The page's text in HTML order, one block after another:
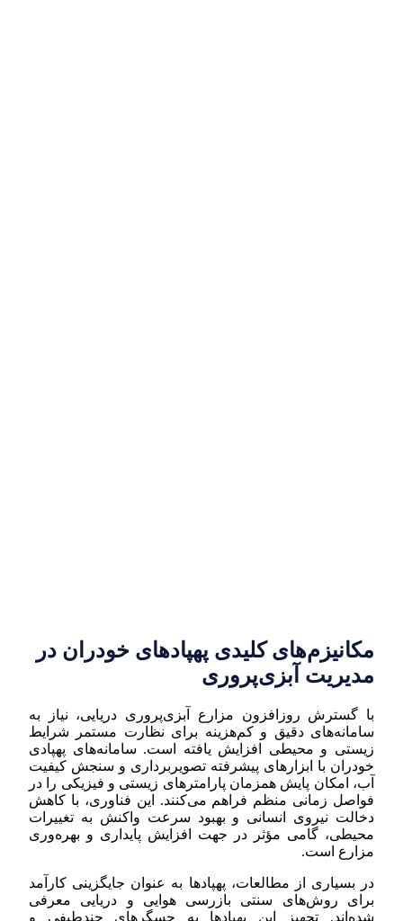
مکانیزم‌های کلیدی پهپادهای خودران در
مدیریت آبزی‌پروری
با گسترش روزافزون مزارع آبزی‌پروری دریایی، نیاز به
سامانه‌های دقیق و کم‌هزینه برای نظارت مستمر شرایط
زیستی و محیطی افزایش یافته است. سامانه‌های پهپادی
خودران با ابزارهای پیشرفته تصویربرداری و سنجش کیفیت
آب، امکان پایش همزمان پارامترهای زیستی و فیزیکی را در
فواصل زمانی منظم فراهم می‌کنند. این فناوری، با کاهش
دخالت نیروی انسانی و بهبود سرعت واکنش به تغییرات
محیطی، گامی مؤثر در جهت افزایش پایداری و بهره‌وری
مزارع است.
در بسیاری از مطالعات، پهپادها به عنوان جایگزینی کارآمد
برای روش‌های سنتی بازرسی هوایی و دریایی معرفی
شده‌اند. تجهیز این پهپادها به حسگرهای چندطیفی و